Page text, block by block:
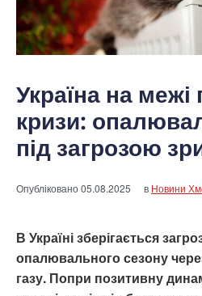
Україна на межі
кризи:
під загрозою
Опубліковано05.08.2025 в Новини
В Україні зберігається
опалювального сезону
газу. Попри позитивну